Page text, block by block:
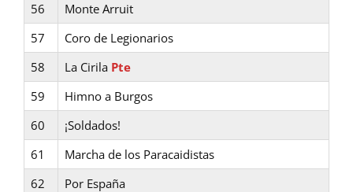
56
Monte Arruit
57
Coro de Legionarios
58
La Cirila Pte
59
Himno a Burgos
60
¡Soldados!
61
Marcha de los Paracaidistas
62
Por España